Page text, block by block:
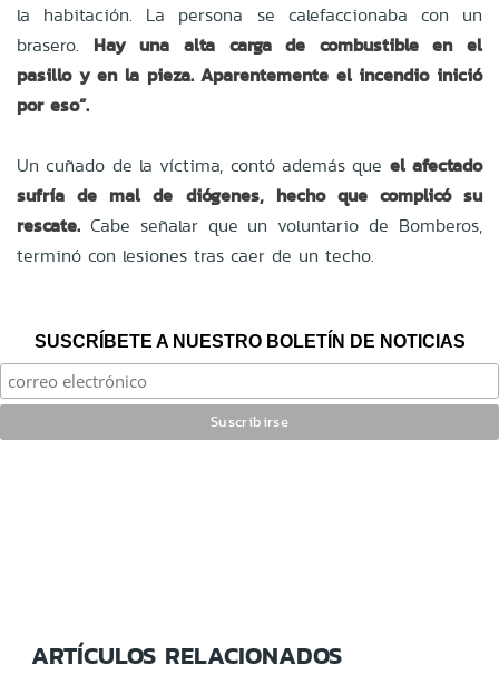
la habitación. La persona se calefaccionaba con un
brasero. Hay una alta carga de combustible en el
pasillo y en la pieza. Aparentemente el incendio inició
por eso”.
Un cuñado de la víctima, contó además que el afectado
sufría de mal de diógenes, hecho que complicó su
rescate. Cabe señalar que un voluntario de Bomberos,
terminó con lesiones tras caer de un techo.
SUSCRÍBETE A NUESTRO BOLETÍN DE NOTICIAS
ARTÍCULOS RELACIONADOS